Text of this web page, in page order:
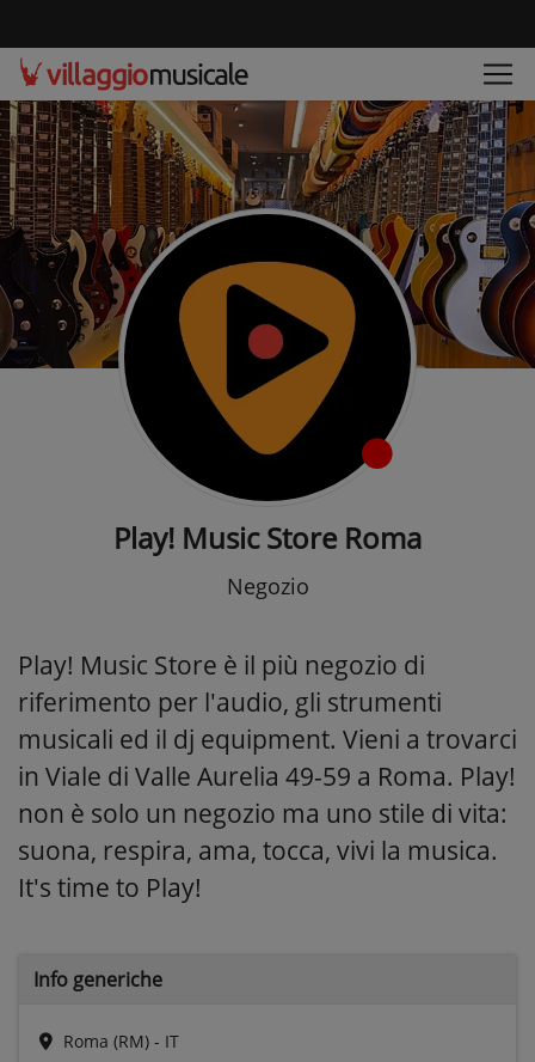
Play! Music Store Roma
Negozio
Play! Music Store è il più negozio di
riferimento per l'audio, gli strumenti
musicali ed il dj equipment. Vieni a trovarci
in Viale di Valle Aurelia 49-59 a Roma. Play!
non è solo un negozio ma uno stile di vita:
suona, respira, ama, tocca, vivi la musica.
It's time to Play!
Info generiche
Roma (RM) - IT